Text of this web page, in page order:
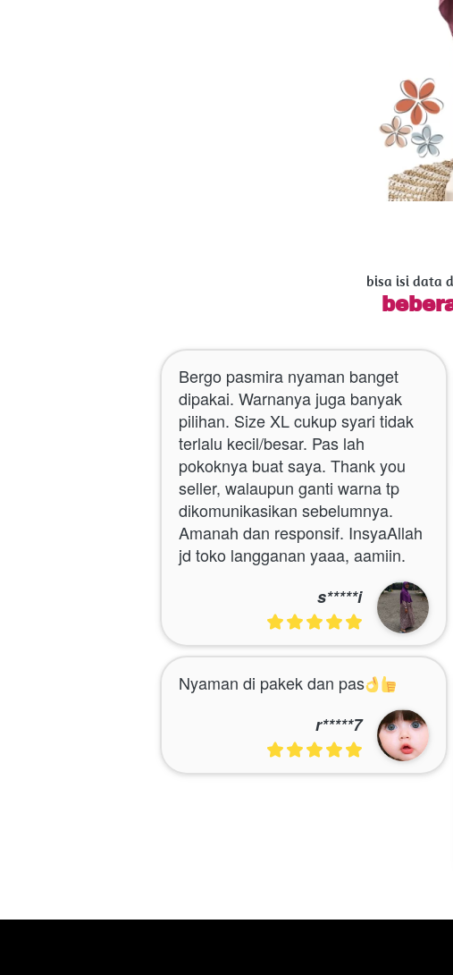
bisa isi data
Bergo pasmira nyaman banget
dipakai. Warnanya juga banyak
pilihan. Size XL cukup syari tidak
terlalu kecil/besar. Pas lah
pokoknya buat saya. Thank you
seller, walaupun ganti warna tp
dikomunikasikan sebelumnya.
Amanah dan responsif. InsyaAllah
jd toko langganan yaaa, aamiin.
s*****i
Nyaman di pakek dan pas
r*****7